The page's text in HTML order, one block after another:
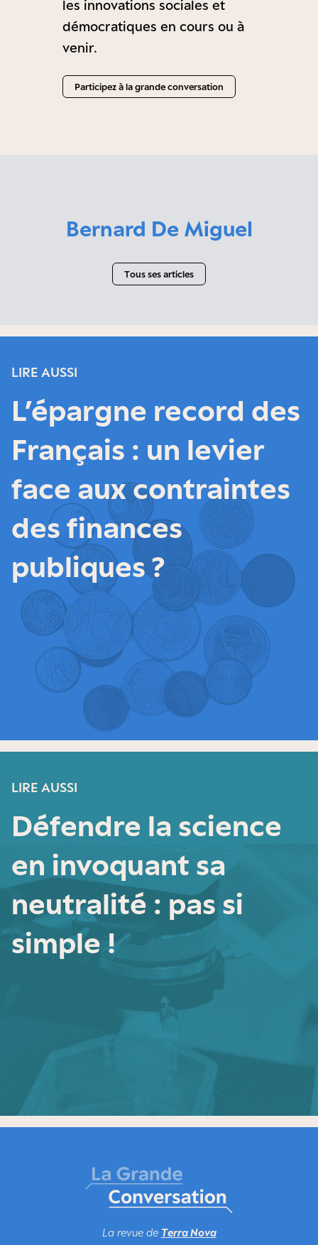
les innovations sociales et
démocratiques en cours ou à
venir.
Participez à la grande conversation
Bernard De Miguel
Tous ses articles
LIRE AUSSI
L’épargne record des
Français : un levier
face aux contraintes
des finances
publiques ?
LIRE AUSSI
Défendre la science
en invoquant sa
neutralité : pas si
simple !
La revue de Terra Nova